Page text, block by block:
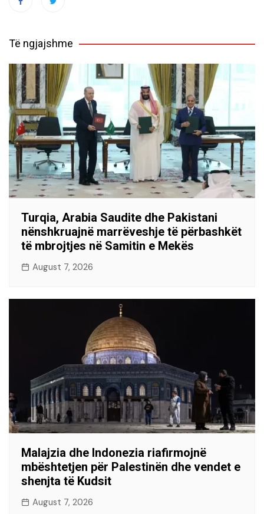
Të ngjajshme
Turqia, Arabia Saudite dhe Pakistani
nënshkruajnë marrëveshje të përbashkët
të mbrojtjes në Samitin e Mekës
August 7, 2026
Malajzia dhe Indonezia riafirmojnë
mbështetjen për Palestinën dhe vendet e
shenjta të Kudsit
August 7, 2026